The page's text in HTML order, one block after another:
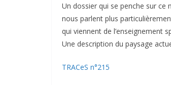
Un dossier qui se penche sur ce
nous parlent plus
qui viennent de l’enseignement
Une description du paysage
TRACeS n°215